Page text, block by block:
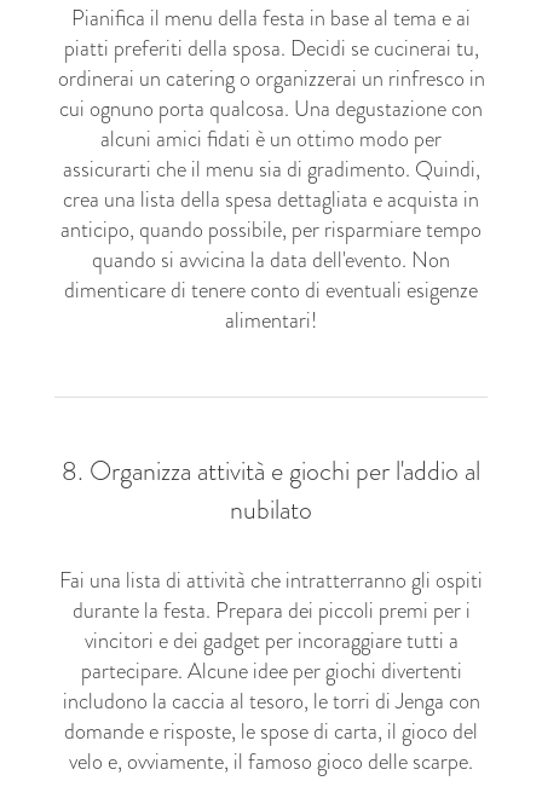
Pianifica il menu della festa in base al tema e ai
piatti preferiti della sposa. Decidi se cucinerai tu,
ordinerai un catering o organizzerai un rinfresco in
cui ognuno porta qualcosa. Una degustazione con
alcuni amici fidati è un ottimo modo per
assicurarti che il menu sia di gradimento. Quindi,
crea una lista della spesa dettagliata e acquista in
anticipo, quando possibile, per risparmiare tempo
quando si avvicina la data dell'evento. Non
dimenticare di tenere conto di eventuali esigenze
alimentari!
8. Organizza attività e giochi per l'addio al
nubilato
Fai una lista di attività che intratterranno gli ospiti
durante la festa. Prepara dei piccoli premi per i
vincitori e dei gadget per incoraggiare tutti a
partecipare. Alcune idee per giochi divertenti
includono la caccia al tesoro, le torri di Jenga con
domande e risposte, le spose di carta, il gioco del
velo e, ovviamente, il famoso gioco delle scarpe.